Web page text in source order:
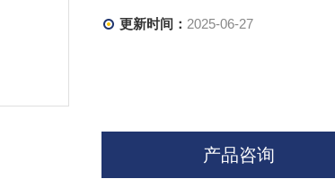
更新时间： 2025-06-27
产品咨询